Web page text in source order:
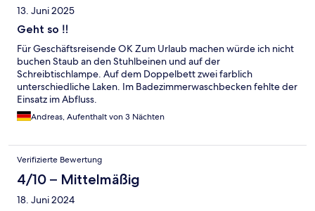
13. Juni 2025
Geht so ‼️
Für Geschäftsreisende OK Zum Urlaub machen würde ich nicht
buchen Staub an den Stuhlbeinen und auf der
Schreibtischlampe. Auf dem Doppelbett zwei farblich
unterschiedliche Laken. Im Badezimmerwaschbecken fehlte der
Einsatz im Abfluss.
Andreas, Aufenthalt von 3 Nächten
Verifizierte Bewertung
4/10 – Mittelmäßig
18. Juni 2024